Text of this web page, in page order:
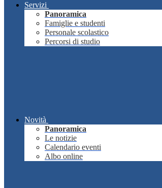
Servizi
Panoramica
Famiglie e studenti
Personale scolastico
Percorsi di studio
Novità
Panoramica
Le notizie
Calendario eventi
Albo online